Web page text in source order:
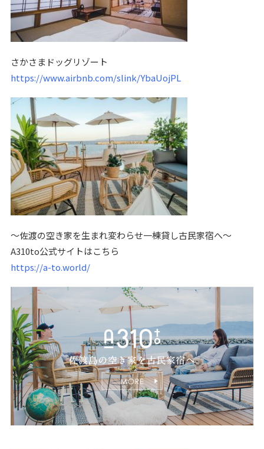
さかさまドッグリゾート
https://www.airbnb.com/slink/YbaUojPL
〜佐渡の空き家を生まれ変わらせ一棟貸し古民家宿へ〜
A310to公式サイトはこちら
https://a-to.world/